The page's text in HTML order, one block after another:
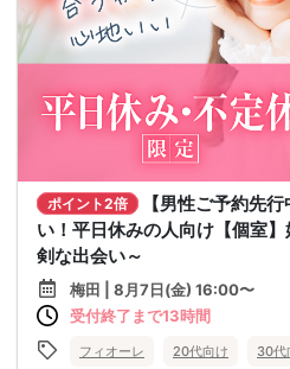
ポイント2倍
【男性ご予約先
い！平日休みの人向け【個室
剣な出会い～
梅田 | 8月7日(金) 16:00〜
受付終了まで13時間
フィオーレ 20代向け 30代